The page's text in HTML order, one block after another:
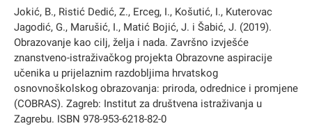
Jokić, B., Ristić Dedić, Z., Erceg, I., Košutić, I., Kuterovac
Jagodić, G., Marušić, I., Matić Bojić, J. i Šabić, J. (2019).
Obrazovanje kao cilj, želja i nada. Završno izvješće
znanstveno-istraživačkog projekta Obrazovne aspiracije
učenika u prijelaznim razdobljima hrvatskog
osnovnoškolskog obrazovanja: priroda, odrednice i promjene
(COBRAS). Zagreb: Institut za društvena istraživanja u
Zagrebu. ISBN 978-953-6218-82-0